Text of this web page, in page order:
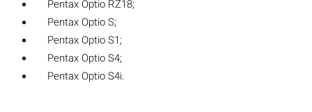
Pentax Optio RZ18;
Pentax Optio S;
Pentax Optio S1;
Pentax Optio S4;
Pentax Optio S4i.